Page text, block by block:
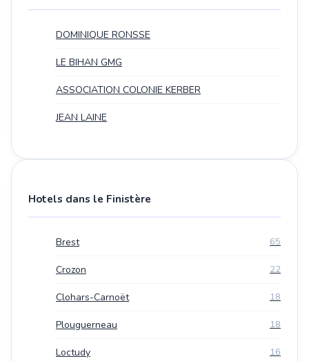
DOMINIQUE RONSSE
LE BIHAN GMG
ASSOCIATION COLONIE KERBER
JEAN LAINE
Hotels dans le Finistère
Brest 65
Crozon 22
Clohars-Carnoët 18
Plouguerneau 18
Loctudy 16